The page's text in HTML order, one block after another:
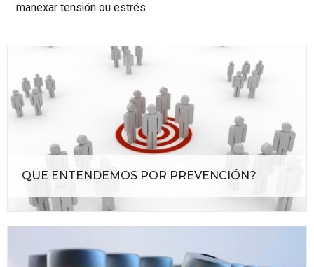
manexar tensión ou estrés
QUE ENTENDEMOS POR PREVENCIÓN?